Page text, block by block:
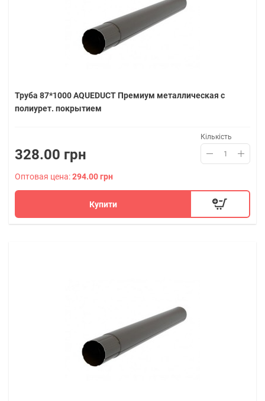
Труба 87*1000 AQUEDUCT Премиум металлическая с
полиурет. покрытием
328.00 грн
Кількість
Оптовая цена:294.00 грн
Купити